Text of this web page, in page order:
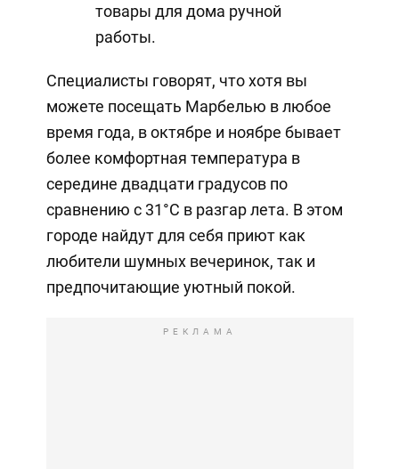
товары для дома ручной
работы.
Специалисты говорят, что хотя вы
можете посещать Марбелью в любое
время года, в октябре и ноябре бывает
более комфортная температура в
середине двадцати градусов по
сравнению с 31°C в разгар лета. В этом
городе найдут для себя приют как
любители шумных вечеринок, так и
предпочитающие уютный покой.
РЕКЛАМА